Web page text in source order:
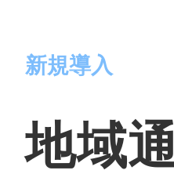
新規導入
地域
加盟